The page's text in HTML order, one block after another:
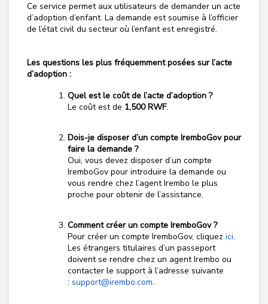
Ce service permet aux utilisateurs de demander un acte
d’adoption d’enfant. La demande est soumise à l’officier
de l’état civil du secteur où l’enfant est enregistré.
Les questions les plus fréquemment posées sur l’acte
d’adoption :
Quel est le coût de l’acte d’adoption ?
Le coût est de 1,500 RWF.
Dois-je disposer d’un compte IremboGov pour
faire la demande ?
Oui, vous devez disposer d’un compte
IremboGov pour introduire la demande ou
vous rendre chez l’agent Irembo le plus
proche pour obtenir de l’assistance.
Comment créer un compte IremboGov ?
Pour créer un compte IremboGov, cliquez ici.
Les étrangers titulaires d’un passeport
doivent se rendre chez un agent Irembo ou
contacter le support à l’adresse suivante
: support@irembo.com.